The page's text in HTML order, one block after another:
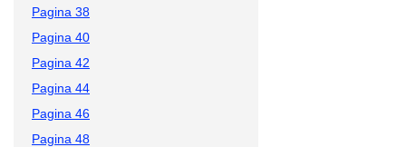
Pagina 38
Pagina 40
Pagina 42
Pagina 44
Pagina 46
Pagina 48